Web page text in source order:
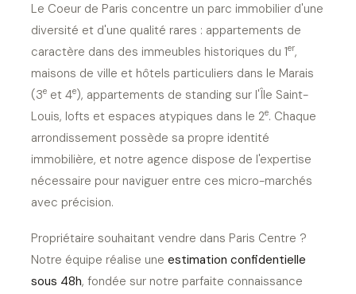
Le Coeur de Paris concentre un parc immobilier d'une
diversité et d'une qualité rares : appartements de
caractère dans des immeubles historiques du 1er,
maisons de ville et hôtels particuliers dans le Marais
(3e et 4e), appartements de standing sur l'Île Saint-
Louis, lofts et espaces atypiques dans le 2e. Chaque
arrondissement possède sa propre identité
immobilière, et notre agence dispose de l'expertise
nécessaire pour naviguer entre ces micro-marchés
avec précision.
Propriétaire souhaitant vendre dans Paris Centre ?
Notre équipe réalise une estimation confidentielle
sous 48h, fondée sur notre parfaite connaissance